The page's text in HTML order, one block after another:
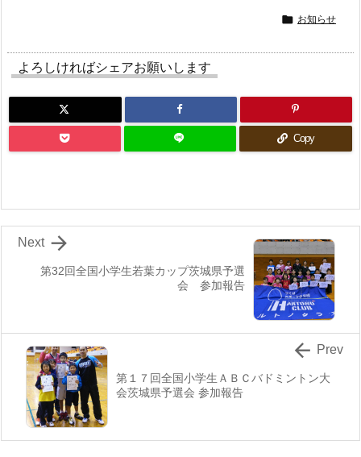
 お知らせ
よろしければシェアお願いします
Copy
第32回全国小学生若葉カップ茨城県予選
会 参加報告

Next
第１７回全国小学生ＡＢＣバドミントン大
会茨城県予選会 参加報告
 Prev